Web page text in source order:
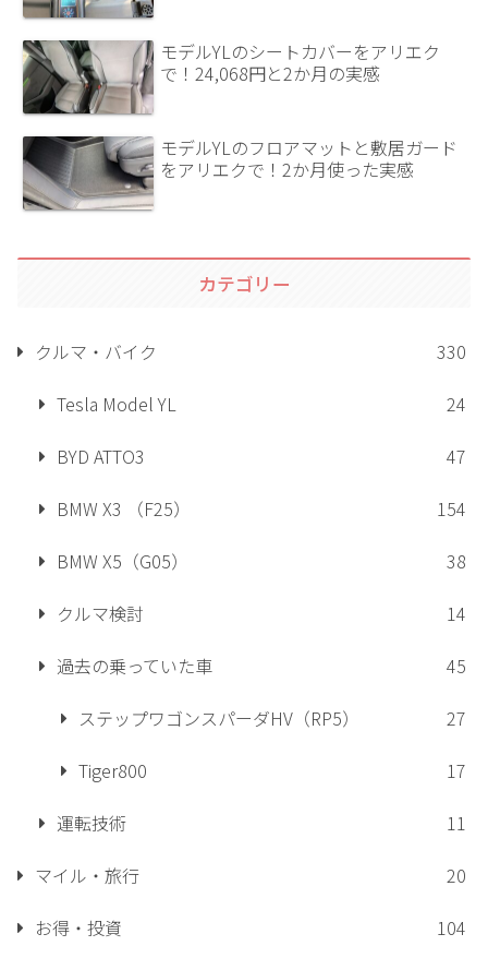
モデルYLのシートカバーをアリエク
で！24,068円と2か月の実感
モデルYLのフロアマットと敷居ガード
をアリエクで！2か月使った実感
カテゴリー
クルマ・バイク
330
Tesla Model YL
24
BYD ATTO3
47
BMW X3 （F25）
154
BMW X5（G05）
38
クルマ検討
14
過去の乗っていた車
45
ステップワゴンスパーダHV（RP5）
27
Tiger800
17
運転技術
11
マイル・旅行
20
お得・投資
104